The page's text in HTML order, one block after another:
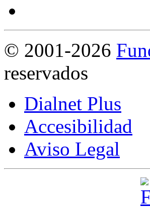
© 2001-2026
reservados
Dialnet Plus
Accesibilidad
Aviso Legal